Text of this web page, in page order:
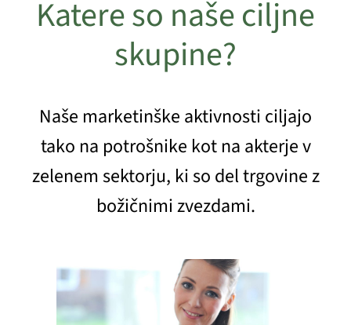
Katere so naše ciljne
skupine?
Naše marketinške aktivnosti ciljajo
tako na potrošnike kot na akterje v
zelenem sektorju, ki so del trgovine z
božičnimi zvezdami.